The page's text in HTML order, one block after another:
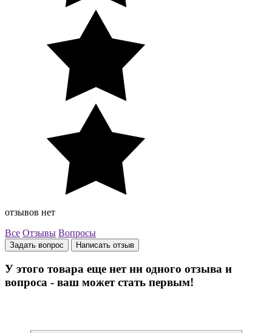
отзывов нет
Все Отзывы Вопросы
Задать вопрос Написать отзыв
У этого товара еще нет ни одного отзыва и
вопроса - ваш может стать первым!